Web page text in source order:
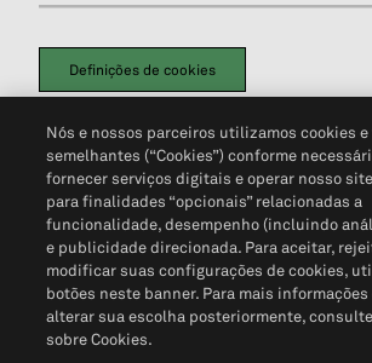
Definições de cookies
Política de PrivacidadePortal de privacidade do
Não Venda Minhas Informações Pessoais© 2026
Nós e nossos parceiros utilizamos cookies
semelhantes (“Cookies”) conforme
fornecer serviços digitais e operar nosso
para finalidades “opcionais” relacionadas a
funcionalidade, desempenho (incluindo
e publicidade direcionada. Para aceitar,
modificar suas configurações de cookies,
botões neste banner. Para mais informações
alterar sua escolha posteriormente,
sobre Cookies.